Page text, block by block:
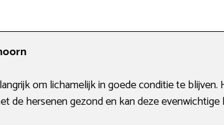
om lichamelijk in goede conditie te
de hersenen gezond en kan deze